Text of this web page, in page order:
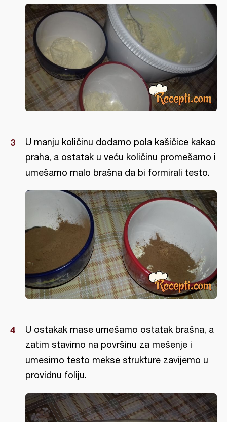
U manju količinu dodamo pola kašičice kakao
praha, a ostatak u veću količinu promešamo i
umešamo malo brašna da bi formirali testo.
U ostakak mase umešamo ostatak brašna, a
zatim stavimo na površinu za mešenje i
umesimo testo mekse strukture zavijemo u
providnu foliju.